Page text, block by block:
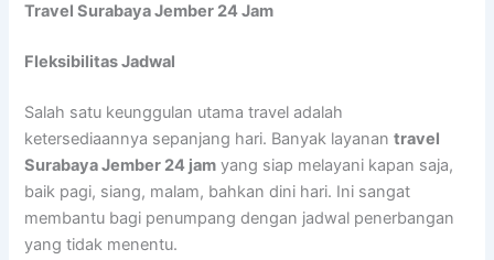
Travel Surabaya Jember 24 Jam
Fleksibilitas Jadwal
Salah satu keunggulan utama travel adalah
ketersediaannya sepanjang hari. Banyak layanantravel
Surabaya Jember 24 jam yang siap melayani kapan saja,
baik pagi, siang, malam, bahkan dini hari. Ini sangat
membantu bagi penumpang dengan jadwal penerbangan
yang tidak menentu.